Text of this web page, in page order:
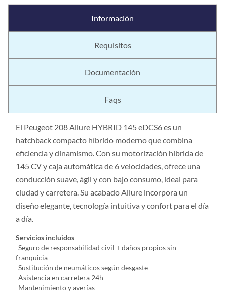
Información
Requisitos
Documentación
Faqs
El Peugeot 208 Allure HYBRID 145 eDCS6 es un
hatchback compacto híbrido moderno que combina
eficiencia y dinamismo. Con su motorización híbrida de
145 CV y caja automática de 6 velocidades, ofrece una
conducción suave, ágil y con bajo consumo, ideal para
ciudad y carretera. Su acabado Allure incorpora un
diseño elegante, tecnología intuitiva y confort para el día
a día.
Servicios incluidos
-Seguro de responsabilidad civil + daños propios sin
franquicia
-Sustitución de neumáticos según desgaste
-Asistencia en carretera 24h
-Mantenimiento y averías